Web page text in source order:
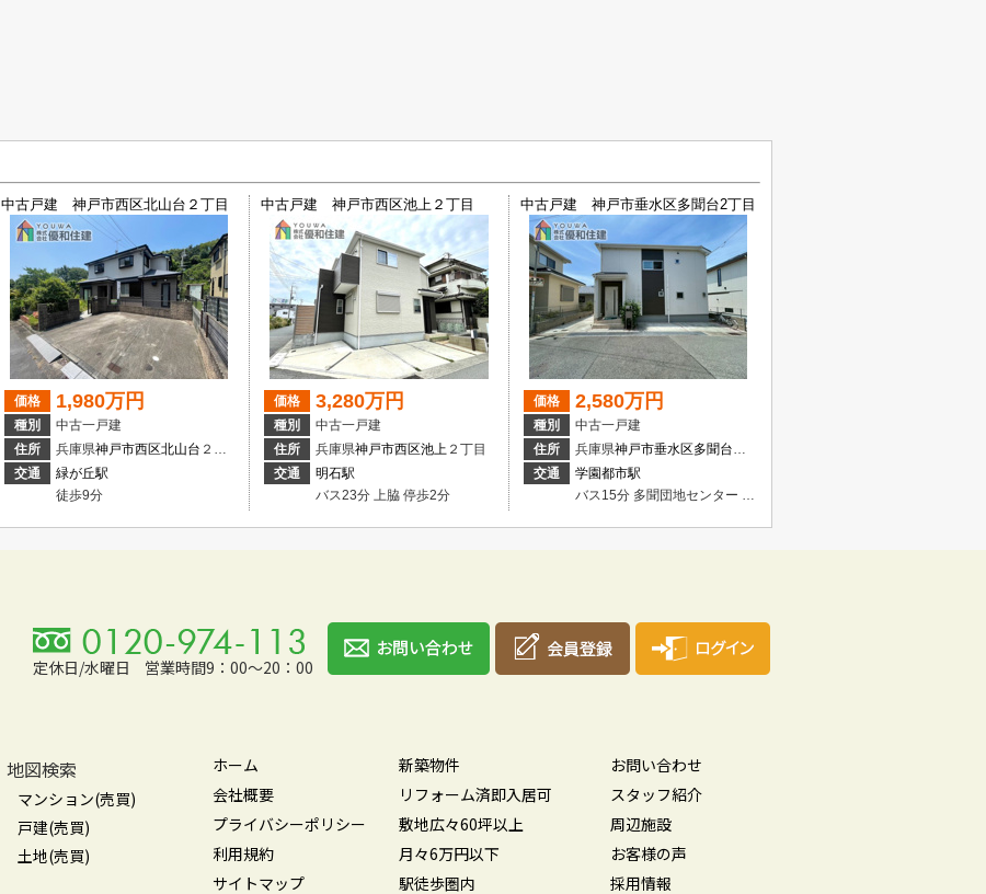
中古戸建 神戸市西区北山台２丁目
価格 1,980万円
種別
中古一戸建
住所
兵庫県神戸市西区北山台 ２丁目
交通
緑が丘駅
徒歩9分
中古戸建 神戸市西区池上２丁目
価格 3,280万円
種別
中古一戸建
住所
兵庫県神戸市西区池上 ２丁目
交通
明石駅
バス23分 上脇 停歩2分
中古戸建 神戸市垂水区多聞台2丁目
価格 2,580万円
種別
中古一戸建
住所
兵庫県神戸市垂水区多聞台２丁目
交通
学園都市駅
バス15分 多聞団地センター 停歩5分
定休日/水曜日 営業時間9：00～20：00
地図検索
マンション(売買)
戸建(売買)
土地(売買)
ホーム
会社概要
プライバシーポリシー
利用規約
サイトマップ
新築物件
リフォーム済即入居可
敷地広々60坪以上
月々6万円以下
駅徒歩圏内
お問い合わせ
スタッフ紹介
周辺施設
お客様の声
採用情報